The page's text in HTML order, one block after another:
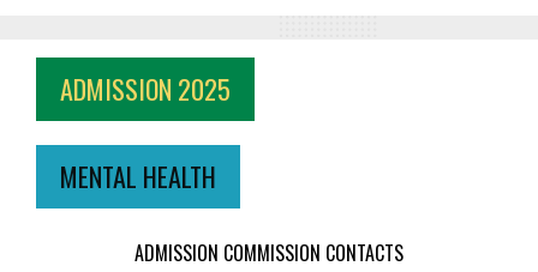
ADMISSION 2025
MENTAL HEALTH
ADMISSION COMMISSION CONTACTS